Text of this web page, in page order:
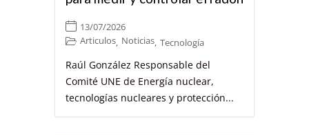
13/07/2026
Articulos, Noticias, Tecnología
Raúl González Responsable del
Comité UNE de Energía nuclear,
tecnologías nucleares y protección...